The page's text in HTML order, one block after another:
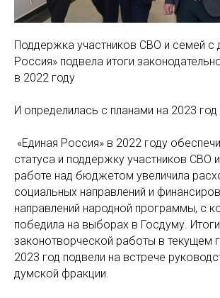
Поддержка участников СВО и семей с
Россия» подвела итоги
в 2022 году
И определилась с планами на 2023 год
«Единая Россия» в 2022 году
статуса и поддержку участников СВО
работе над бюджетом увеличила
социальных направлений и
направлений народной программы, с
победила на выборах в Госдуму. Итоги
законотворческой работы в текущем
2023 год подвели на встрече
думской фракции.